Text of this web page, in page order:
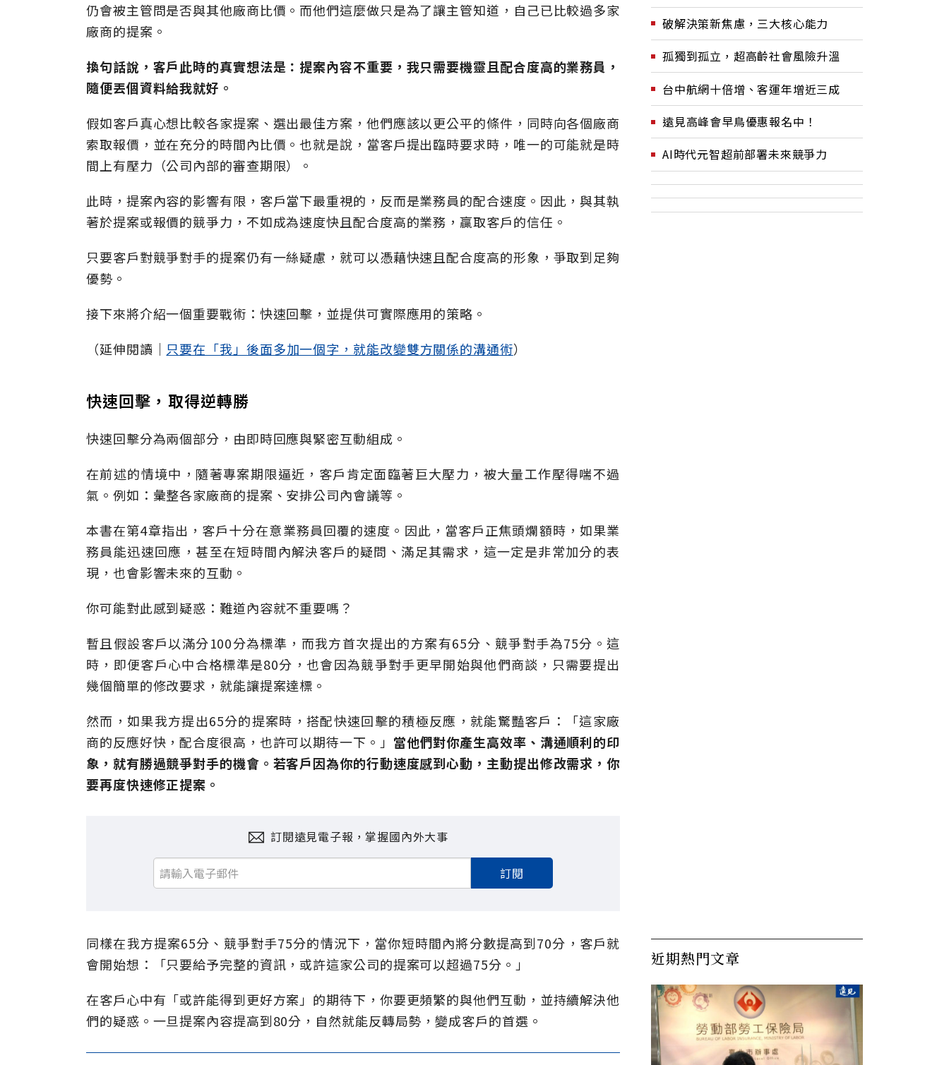
仍會被主管問是否與其他廠商比價。而他們這麼做只是為了讓主管知道，自己已比較過多家
廠商的提案。
換句話說，客戶此時的真實想法是：提案內容不重要，我只需要機靈且配合度高的業務員，
隨便丟個資料給我就好。
假如客戶真心想比較各家提案、選出最佳方案，他們應該以更公平的條件，同時向各個廠商
索取報價，並在充分的時間內比價。也就是說，當客戶提出臨時要求時，唯一的可能就是時
間上有壓力（公司內部的審查期限）。
此時，提案內容的影響有限，客戶當下最重視的，反而是業務員的配合速度。因此，與其執
著於提案或報價的競爭力，不如成為速度快且配合度高的業務，贏取客戶的信任。
只要客戶對競爭對手的提案仍有一絲疑慮，就可以憑藉快速且配合度高的形象，爭取到足夠
優勢。
接下來將介紹一個重要戰術：快速回擊，並提供可實際應用的策略。
（延伸閱讀│ 只要在「我」後面多加一個字，就能改變雙方關係的溝通術）
快速回擊，取得逆轉勝
快速回擊分為兩個部分，由即時回應與緊密互動組成。
在前述的情境中，隨著專案期限逼近，客戶肯定面臨著巨大壓力，被大量工作壓得喘不過
氣。例如：彙整各家廠商的提案、安排公司內會議等。
本書在第4章指出，客戶十分在意業務員回覆的速度。因此，當客戶正焦頭爛額時，如果業
務員能迅速回應，甚至在短時間內解決客戶的疑問、滿足其需求，這一定是非常加分的表
現，也會影響未來的互動。
你可能對此感到疑惑：難道內容就不重要嗎？
暫且假設客戶以滿分100分為標準，而我方首次提出的方案有65分、競爭對手為75分。這
時，即便客戶心中合格標準是80分，也會因為競爭對手更早開始與他們商談，只需要提出
幾個簡單的修改要求，就能讓提案達標。
然而，如果我方提出65分的提案時，搭配快速回擊的積極反應，就能驚豔客戶：「這家廠
商的反應好快，配合度很高，也許可以期待一下。」 當他們對你產生高效率、溝通順利的印
象，就有勝過競爭對手的機會。若客戶因為你的行動速度感到心動，主動提出修改需求，你
要再度快速修正提案。
訂閱遠見電子報，掌握國內外大事
訂閱
同樣在我方提案65分、競爭對手75分的情況下，當你短時間內將分數提高到70分，客戶就
會開始想：「只要給予完整的資訊，或許這家公司的提案可以超過75分。」
在客戶心中有「或許能得到更好方案」的期待下，你要更頻繁的與他們互動，並持續解決他
們的疑惑。一旦提案內容提高到80分，自然就能反轉局勢，變成客戶的首選。
破解決策新焦慮，三大核心能力
孤獨到孤立，超高齡社會風險升溫
台中航網十倍增、客運年增近三成
遠見高峰會早鳥優惠報名中！
AI時代元智超前部署未來競爭力
近期熱門文章